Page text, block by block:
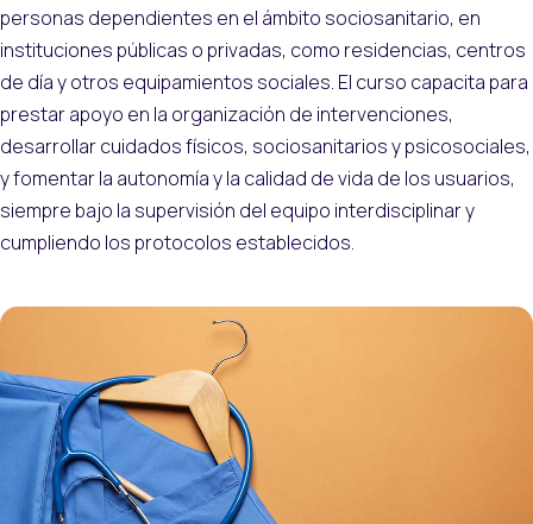
personas dependientes en el ámbito sociosanitario, en
instituciones públicas o privadas, como residencias, centros
de día y otros equipamientos sociales. El curso capacita para
prestar apoyo en la organización de intervenciones,
desarrollar cuidados físicos, sociosanitarios y psicosociales,
y fomentar la autonomía y la calidad de vida de los usuarios,
siempre bajo la supervisión del equipo interdisciplinar y
cumpliendo los protocolos establecidos.